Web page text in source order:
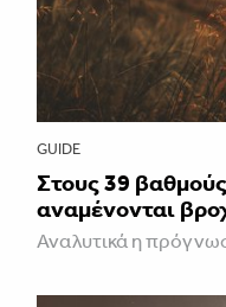
GUIDE
Στους 39
αναμένονται
Αναλυτικά η